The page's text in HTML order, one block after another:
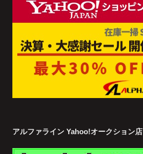
アルファライン Yahoo!オークション店